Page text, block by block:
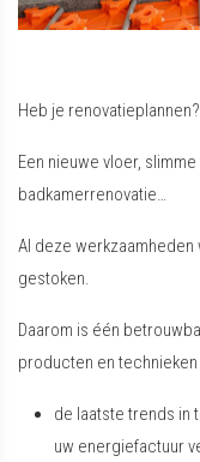
Heb je
Een nieuwe vloer,
badkamerrenovatie…
Al deze
gestoken.
Daarom is één
producten en
de laatste trends in
uw energiefactuur